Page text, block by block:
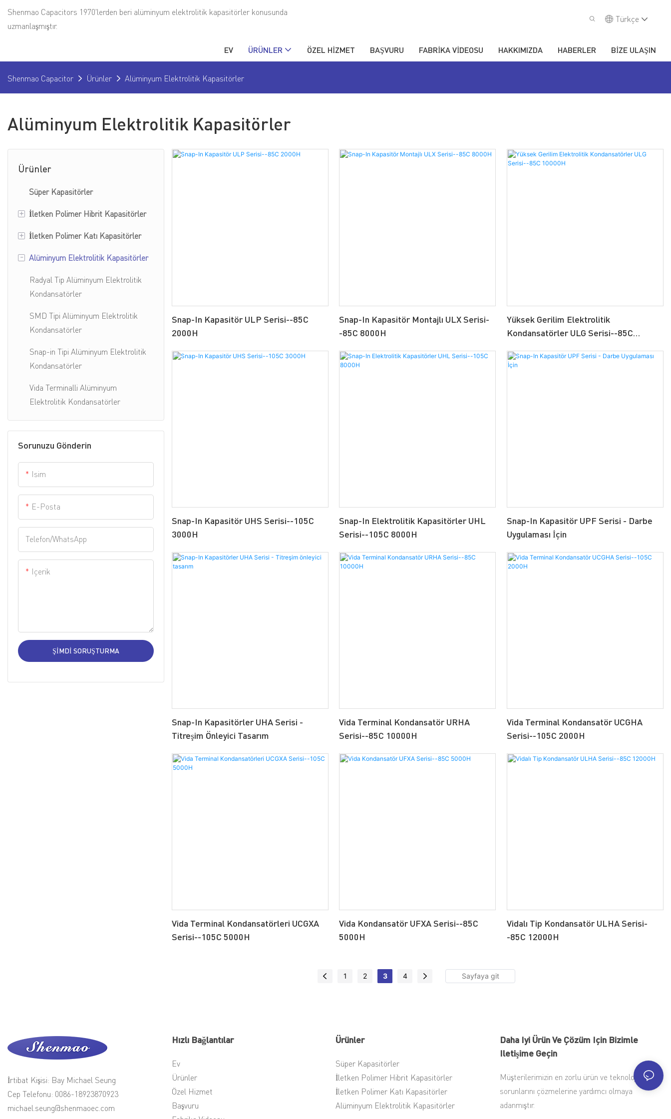
Shenmao Capacitors 1970'lerden beri alüminyum elektrolitik kapasitörler konusunda
uzmanlaşmıştır.
Türkçe
EV ÜRÜNLER ÖZEL HIZMET BAŞVURU FABRIKA VIDEOSU HAKKIMIZDA HABERLER BIZE ULAŞIN
Shenmao Capacitor Ürünler Alüminyum Elektrolitik Kapasitörler
Alüminyum Elektrolitik Kapasitörler
Ürünler
Süper Kapasitörler
+ İletken Polimer Hibrit Kapasitörler
SMD Tipi İletken Polimer Hibrit
Kapasitörler
+ İletken Polimer Katı Kapasitörler
SMD Tipi İletken Polimer Katı
Radyal Tip İletken Polimer Katı
- Alüminyum Elektrolitik Kapasitörler
Radyal Tip Alüminyum Elektrolitik
Kondansatörler
SMD Tipi Alüminyum Elektrolitik
Kondansatörler
Snap-in Tipi Alüminyum Elektrolitik
Kondansatörler
Vida Terminalli Alüminyum
Elektrolitik Kondansatörler
Sorunuzu Gönderin
Isim
E-Posta
Telefon/WhatsApp
Içerik
ŞIMDI SORUŞTURMA
Snap-In Kapasitör ULP Serisi--85C
2000H
Snap-In Kapasitör Montajlı ULX Serisi-
-85C 8000H
Yüksek Gerilim Elektrolitik
Kondansatörler ULG Serisi--85C
Snap-In Kapasitör UHS Serisi--105C
3000H
Snap-In Elektrolitik Kapasitörler UHL
Serisi--105C 8000H
Snap-In Kapasitör UPF Serisi - Darbe
Uygulaması İçin
Snap-In Kapasitörler UHA Serisi -
Titreşim Önleyici Tasarım
Vida Terminal Kondansatör URHA
Serisi--85C 10000H
Vida Terminal Kondansatör UCGHA
Serisi--105C 2000H
Vida Terminal Kondansatörleri UCGXA
Serisi--105C 5000H
Vida Kondansatör UFXA Serisi--85C
5000H
Vidalı Tip Kondansatör ULHA Serisi-
-85C 12000H
1 2 3 4
İrtibat Kişisi: Bay Michael Seung
Cep Telefonu: 0086-18923870923
michael.seung@shenmaoec.com
Hızlı Bağlantılar
Ev
Ürünler
Özel Hizmet
Başvuru
Ürünler
Süper Kapasitörler
İletken Polimer Hibrit Kapasitörler
İletken Polimer Katı Kapasitörler
Alüminyum Elektrolitik Kapasitörler
Daha Iyi Ürün Ve Çözüm Için Bizimle
Iletişime Geçin
Müşterilerimizin en zorlu ürün ve teknoloji
sorunlarını çözmelerine yardımcı olmaya
adanmıştır.